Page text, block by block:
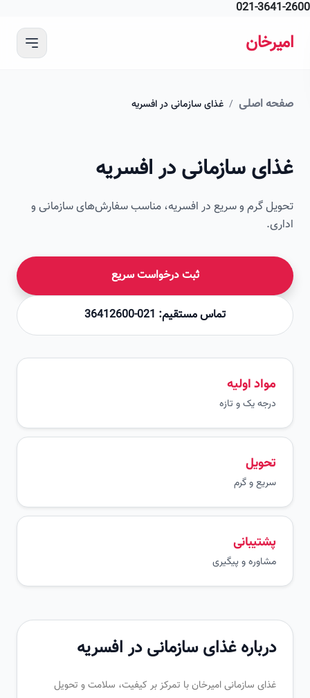
021-
اصلی / غذای سازمانی در افسریه
سازمانی در افسریه
گرم و سریع در افسریه، مناسب سفارش‌های سازمانی و
ثبت درخواست سریع
تماس مستقیم: 021-36412600
مواد اولیه
درجه یک و تازه
سریع و گرم
پشتیبانی
مشاوره و پیگیری
تصویر این صفحه به زودی اضافه می‌شود
درباره غذای سازمانی در افسریه
غذای سازمانی امیرخان با تمرکز بر کیفیت، سلامت و تحویل